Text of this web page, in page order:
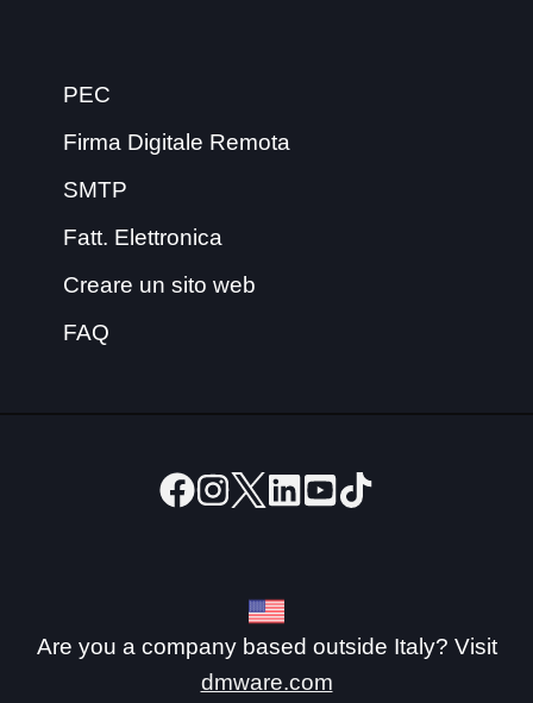
PEC
Firma Digitale Remota
SMTP
Fatt. Elettronica
Creare un sito web
FAQ
Are you a company based outside Italy? Visit
dmware.com